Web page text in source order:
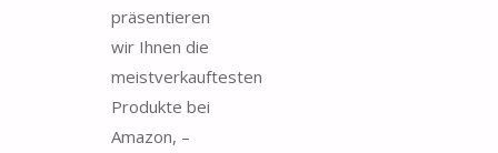
präsentieren
wir Ihnen die
meistverkauftesten
Produkte bei
Amazon, –